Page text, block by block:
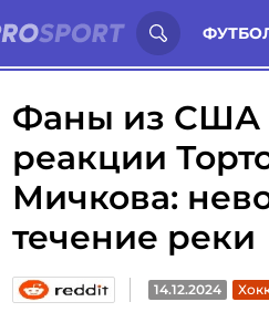
Иностранцы о спорте России:
Фаны из США
реакции
Мичкова:
течение реки
14.12.2024